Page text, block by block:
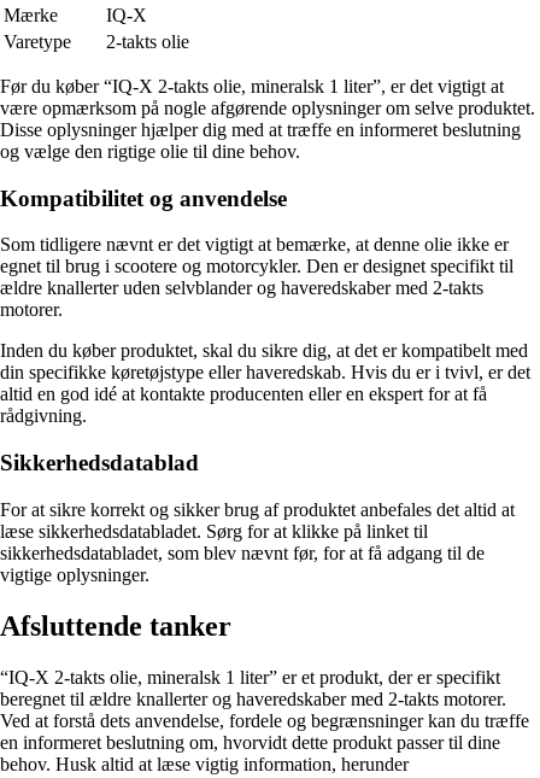
Mærke
IQ-X
Varetype
2-takts olie
Før du køber “IQ-X 2-takts olie, mineralsk 1 liter”, er det vigtigt at
være opmærksom på nogle afgørende oplysninger om selve produktet.
Disse oplysninger hjælper dig med at træffe en informeret beslutning
og vælge den rigtige olie til dine behov.
Kompatibilitet og anvendelse
Som tidligere nævnt er det vigtigt at bemærke, at denne olie ikke er
egnet til brug i scootere og motorcykler. Den er designet specifikt til
ældre knallerter uden selvblander og haveredskaber med 2-takts
motorer.
Inden du køber produktet, skal du sikre dig, at det er kompatibelt med
din specifikke køretøjstype eller haveredskab. Hvis du er i tvivl, er det
altid en god idé at kontakte producenten eller en ekspert for at få
rådgivning.
Sikkerhedsdatablad
For at sikre korrekt og sikker brug af produktet anbefales det altid at
læse sikkerhedsdatabladet. Sørg for at klikke på linket til
sikkerhedsdatabladet, som blev nævnt før, for at få adgang til de
vigtige oplysninger.
Afsluttende tanker
“IQ-X 2-takts olie, mineralsk 1 liter” er et produkt, der er specifikt
beregnet til ældre knallerter og haveredskaber med 2-takts motorer.
Ved at forstå dets anvendelse, fordele og begrænsninger kan du træffe
en informeret beslutning om, hvorvidt dette produkt passer til dine
behov. Husk altid at læse vigtig information, herunder